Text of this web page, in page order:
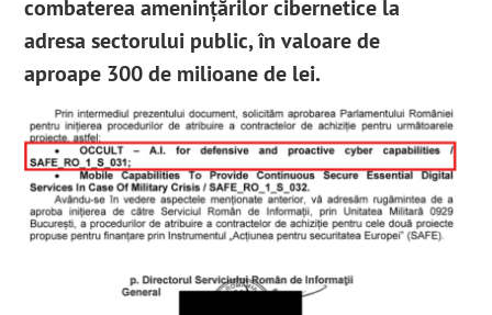
combaterea amenințărilor cibernetice la
adresa sectorului public, în valoare de
aproape 300 de milioane de lei.